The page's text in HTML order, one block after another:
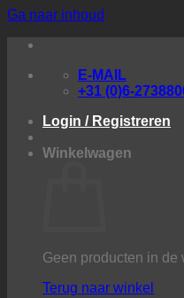
Ga naar inhoud
E-MAIL
+31 (0)6-
Login / Registreren
Winkelwagen
Geen producten in de
Terug naar winkel